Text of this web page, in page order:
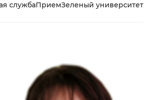
службаПриемЗеленый университет